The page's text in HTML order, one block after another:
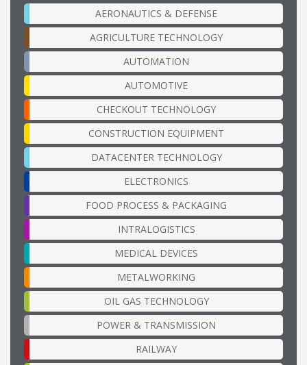
AERONAUTICS & DEFENSE
AGRICULTURE TECHNOLOGY
AUTOMATION
AUTOMOTIVE
CHECKOUT TECHNOLOGY
CONSTRUCTION EQUIPMENT
DATACENTER TECHNOLOGY
ELECTRONICS
FOOD PROCESS & PACKAGING
INTRALOGISTICS
MEDICAL DEVICES
METALWORKING
OIL GAS TECHNOLOGY
POWER & TRANSMISSION
RAILWAY